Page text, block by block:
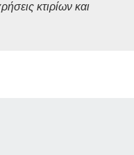
κτιρίων και